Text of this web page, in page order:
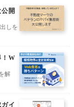
開
しを
！W
解
イ